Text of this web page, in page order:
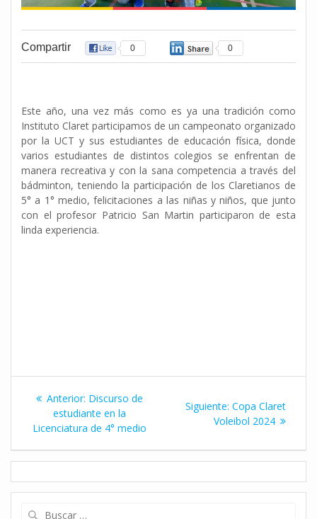
Compartir 0 0
Este año, una vez más como es ya una tradición como
Instituto Claret participamos de un campeonato organizado
por la UCT y sus estudiantes de educación física, donde
varios estudiantes de distintos colegios se enfrentan de
manera recreativa y con la sana competencia a través del
bádminton, teniendo la participación de los Claretianos de
5° a 1° medio, felicitaciones a las niñas y niños, que junto
con el profesor Patricio San Martin participaron de esta
linda experiencia.
Navegación
de
entradas
Anterior: Entrada
anterior:
Discurso de
estudiante en la
Licenciatura de 4° medio
Siguiente: Siguiente
entrada:
Copa Claret
Voleibol 2024